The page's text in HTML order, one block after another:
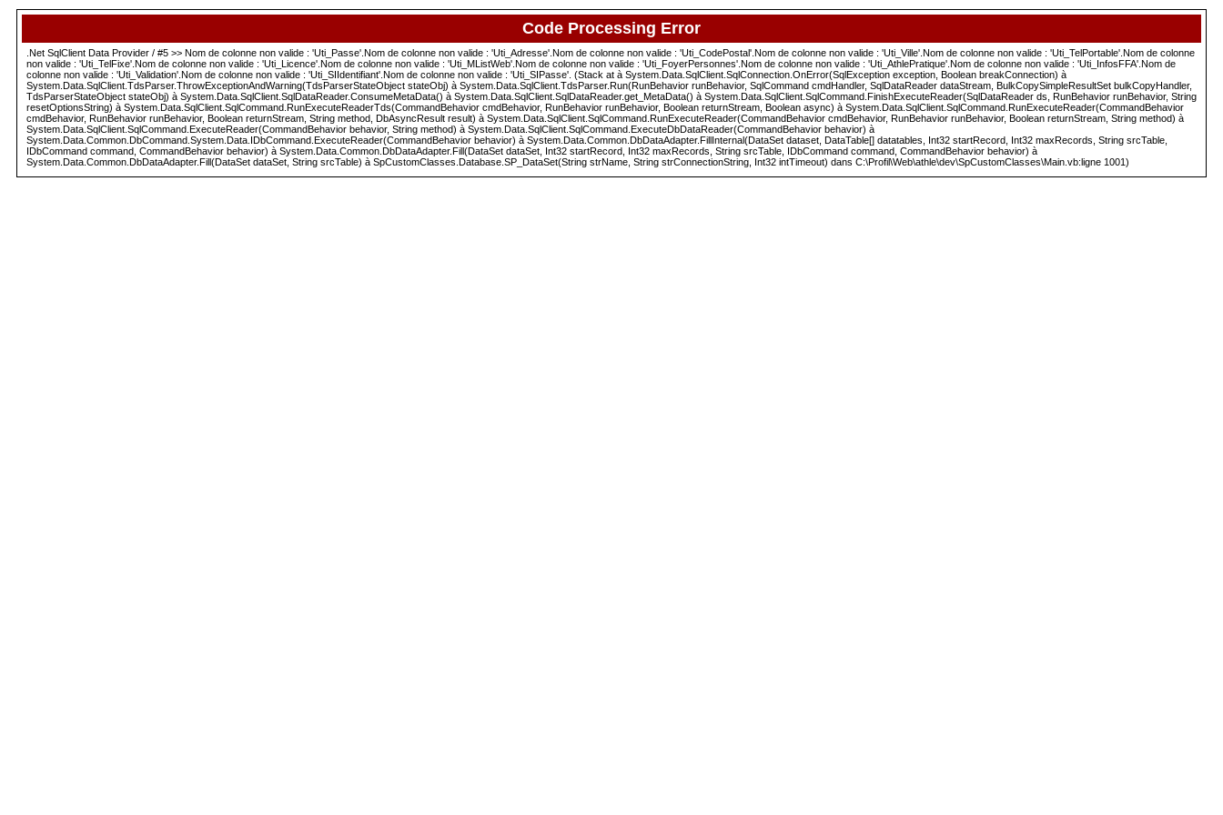
Code Processing Error
.Net SqlClient Data Provider / #5 >> Nom de colonne non valide : 'Uti_Passe'.Nom de colonne non valide : 'Uti_Adresse'.Nom de colonne non valide : 'Uti_CodePostal'.Nom de colonne non valide : 'Uti_Ville'.Nom de colonne non valide : 'Uti_TelPortable'.Nom de colonne
non valide : 'Uti_TelFixe'.Nom de colonne non valide : 'Uti_Licence'.Nom de colonne non valide : 'Uti_MListWeb'.Nom de colonne non valide : 'Uti_FoyerPersonnes'.Nom de colonne non valide : 'Uti_AthlePratique'.Nom de colonne non valide : 'Uti_InfosFFA'.Nom de
colonne non valide : 'Uti_Validation'.Nom de colonne non valide : 'Uti_SIIdentifiant'.Nom de colonne non valide : 'Uti_SIPasse'. (Stack at à System.Data.SqlClient.SqlConnection.OnError(SqlException exception, Boolean breakConnection) à
System.Data.SqlClient.TdsParser.ThrowExceptionAndWarning(TdsParserStateObject stateObj) à System.Data.SqlClient.TdsParser.Run(RunBehavior runBehavior, SqlCommand cmdHandler, SqlDataReader dataStream, BulkCopySimpleResultSet bulkCopyHandler,
TdsParserStateObject stateObj) à System.Data.SqlClient.SqlDataReader.ConsumeMetaData() à System.Data.SqlClient.SqlDataReader.get_MetaData() à System.Data.SqlClient.SqlCommand.FinishExecuteReader(SqlDataReader ds, RunBehavior runBehavior, String
resetOptionsString) à System.Data.SqlClient.SqlCommand.RunExecuteReaderTds(CommandBehavior cmdBehavior, RunBehavior runBehavior, Boolean returnStream, Boolean async) à System.Data.SqlClient.SqlCommand.RunExecuteReader(CommandBehavior
cmdBehavior, RunBehavior runBehavior, Boolean returnStream, String method, DbAsyncResult result) à System.Data.SqlClient.SqlCommand.RunExecuteReader(CommandBehavior cmdBehavior, RunBehavior runBehavior, Boolean returnStream, String method) à
System.Data.SqlClient.SqlCommand.ExecuteReader(CommandBehavior behavior, String method) à System.Data.SqlClient.SqlCommand.ExecuteDbDataReader(CommandBehavior behavior) à
System.Data.Common.DbCommand.System.Data.IDbCommand.ExecuteReader(CommandBehavior behavior) à System.Data.Common.DbDataAdapter.FillInternal(DataSet dataset, DataTable[] datatables, Int32 startRecord, Int32 maxRecords, String srcTable,
IDbCommand command, CommandBehavior behavior) à System.Data.Common.DbDataAdapter.Fill(DataSet dataSet, Int32 startRecord, Int32 maxRecords, String srcTable, IDbCommand command, CommandBehavior behavior) à
System.Data.Common.DbDataAdapter.Fill(DataSet dataSet, String srcTable) à SpCustomClasses.Database.SP_DataSet(String strName, String strConnectionString, Int32 intTimeout) dans C:\Profil\Web\athle\dev\SpCustomClasses\Main.vb:ligne 1001)